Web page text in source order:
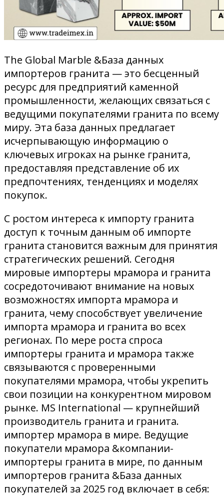
The Global Marble &База данных
импортеров гранита — это бесценный
ресурс для предприятий каменной
промышленности, желающих связаться с
ведущими покупателями гранита по всему
миру. Эта база данных предлагает
исчерпывающую информацию о
ключевых игроках на рынке гранита,
предоставляя представление об их
предпочтениях, тенденциях и моделях
покупок.
С ростом интереса к импорту гранита
доступ к точным данным об импорте
гранита становится важным для принятия
стратегических решений. Сегодня
мировые импортеры мрамора и гранита
сосредоточивают внимание на новых
возможностях импорта мрамора и
гранита, чему способствует увеличение
импорта мрамора и гранита во всех
регионах. По мере роста спроса
импортеры гранита и мрамора также
связываются с проверенными
покупателями мрамора, чтобы укрепить
свои позиции на конкурентном мировом
рынке. MS International — крупнейший
производитель гранита и гранита.
импортер мрамора в мире. Ведущие
покупатели мрамора &компании-
импортеры гранита в мире, по данным
импортеров гранита &База данных
покупателей за 2025 год включает в себя: